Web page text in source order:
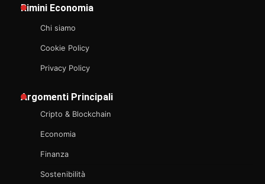
Rimini Economia
Chi siamo
Cookie Policy
Privacy Policy
Argomenti Principali
Cripto & Blockchain
Economia
Finanza
Sostenibilità